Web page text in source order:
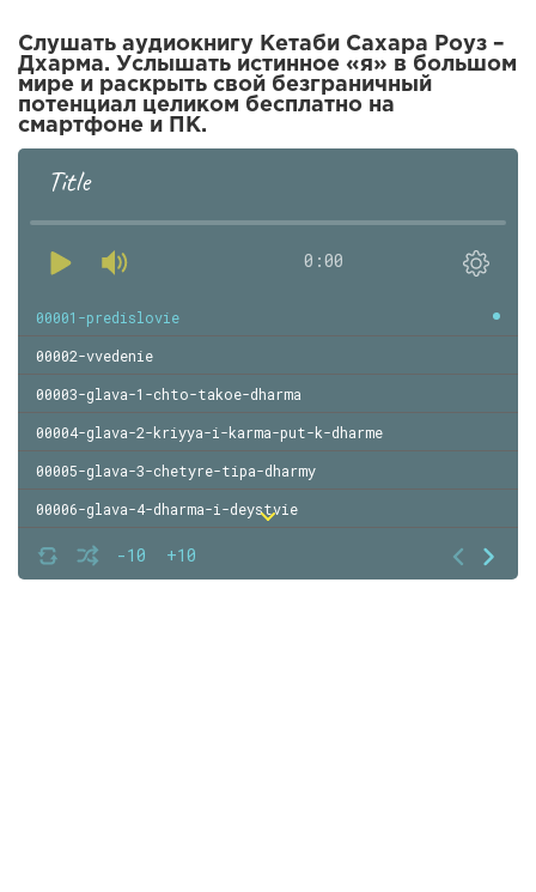
Слушать аудиокнигу Кетаби Сахара Роуз –
Дхарма. Услышать истинное «я» в большом
мире и раскрыть свой безграничный
потенциал целиком бесплатно на
смартфоне и ПК.
Title
0:00
-10 +10
00001-predislovie
00002-vvedenie
00003-glava-1-chto-takoe-dharma
00004-glava-2-kriyya-i-karma-put-k-dharme
00005-glava-3-chetyre-tipa-dharmy
00006-glava-4-dharma-i-deystvie
00007-glava-5-doshi-i-dharma
00008-glava-6-dharmicheskie-arhetipy